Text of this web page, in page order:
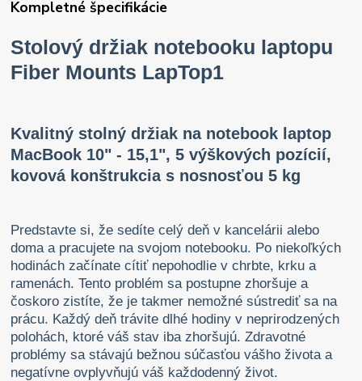
Kompletné špecifikácie
Stolový držiak notebooku laptopu
Fiber Mounts LapTop1
Kvalitný stolný držiak na notebook laptop
MacBook 10" - 15,1", 5 výškových pozícií,
kovová konštrukcia s nosnosťou 5 kg
Predstavte si, že sedíte celý deň v kancelárii alebo
doma a pracujete na svojom notebooku. Po niekoľkých
hodinách začínate cítiť nepohodlie v chrbte, krku a
ramenách. Tento problém sa postupne zhoršuje a
čoskoro zistíte, že je takmer nemožné sústrediť sa na
prácu. Každý deň trávite dlhé hodiny v neprirodzených
polohách, ktoré váš stav iba zhoršujú. Zdravotné
problémy sa stávajú bežnou súčasťou vášho života a
negatívne ovplyvňujú váš každodenný život.